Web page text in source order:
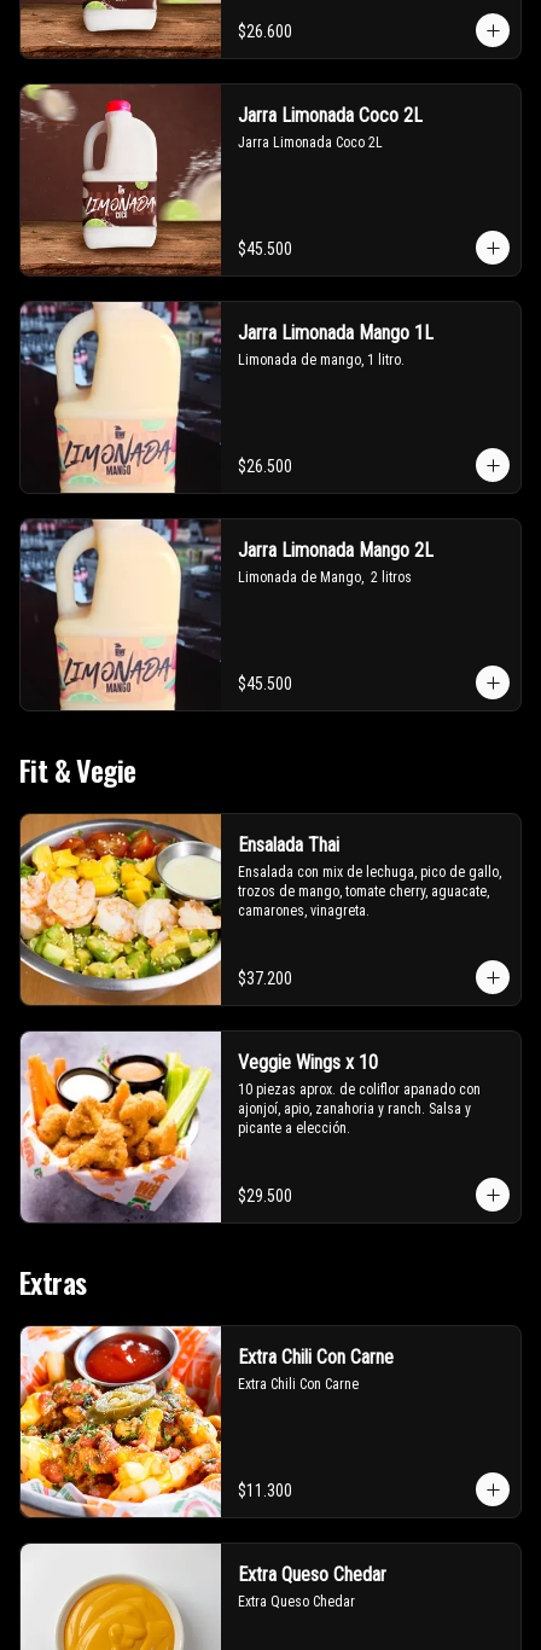
$26.600
Jarra Limonada Coco 2L
Jarra Limonada Coco 2L
$45.500
Jarra Limonada Mango 1L
Limonada de mango, 1 litro.
$26.500
Jarra Limonada Mango 2L
Limonada de Mango,  2 litros
$45.500
Fit & Vegie
Ensalada Thai
Ensalada con mix de lechuga, pico de gallo,
trozos de mango, tomate cherry, aguacate,
camarones, vinagreta.
$37.200
Veggie Wings x 10
10 piezas aprox. de coliflor apanado con
ajonjoí, apio, zanahoria y ranch. Salsa y
picante a elección.
$29.500
Extras
Extra Chili Con Carne
Extra Chili Con Carne
$11.300
Extra Queso Chedar
Extra Queso Chedar